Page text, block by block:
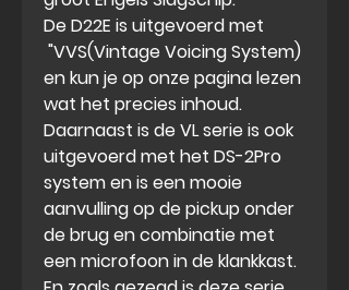
De D22E is uitgevoerd met
"VVS(Vintage Voicing System)
en kun je op onze pagina lezen
wat het precies inhoud.
Daarnaast is de VL serie is ook
uitgevoerd met het DS-2Pro
system en is een mooie
aanvulling op de pickup onder
de brug en combinatie met
een microfoon in de klankkast.